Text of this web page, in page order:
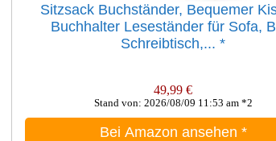
Sitzsack Buchständer, Bequemer
Buchhalter Leseständer für Sofa,
Schreibtisch,... *
49,99 €
Stand von: 2026/08/09 11:53 am *2
Bei Amazon ansehen *